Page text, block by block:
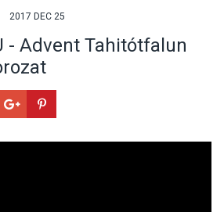
2017 DEC 25
- Advent Tahitótfalun